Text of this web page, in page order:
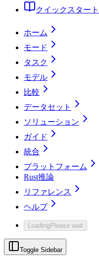
クイックスタート
ホーム
モード
タスク
モデル
比較
データセット
ソリューション
ガイド
統合
プラットフォーム
Rust推論
リファレンス
ヘルプ
LoadingPlease wait
Toggle Sidebar